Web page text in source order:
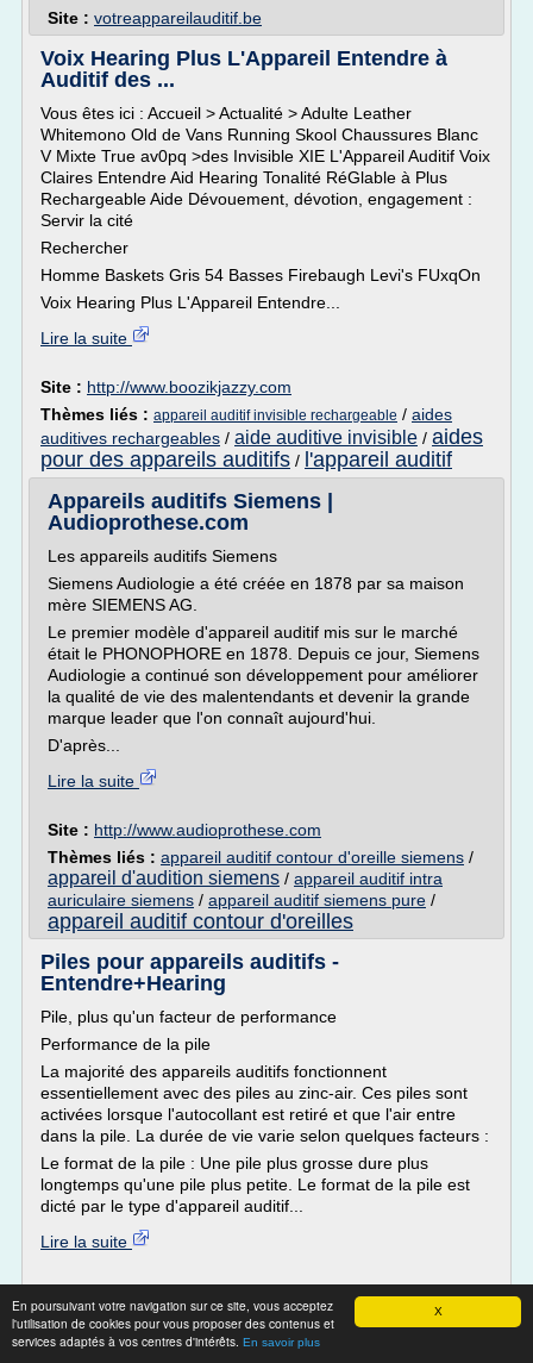
X
En poursuivant votre navigation sur ce site, vous acceptez
l'utilisation de cookies pour vous proposer des contenus et
services adaptés à vos centres d'intérêts. En savoir plus
Site : votreappareilauditif.be
Voix Hearing Plus L'Appareil Entendre à
Auditif des ...
Vous êtes ici : Accueil > Actualité > Adulte Leather
Whitemono Old de Vans Running Skool Chaussures Blanc
V Mixte True av0pq >des Invisible XIE L'Appareil Auditif Voix
Claires Entendre Aid Hearing Tonalité RéGlable à Plus
Rechargeable Aide Dévouement, dévotion, engagement :
Servir la cité
Rechercher
Homme Baskets Gris 54 Basses Firebaugh Levi's FUxqOn
Voix Hearing Plus L'Appareil Entendre...
Lire la suite
Site : http://www.boozikjazzy.com
Thèmes liés : appareil auditif invisible rechargeable / aides
auditives rechargeables / aide auditive invisible / aides
pour des appareils auditifs / l'appareil auditif
Appareils auditifs Siemens |
Audioprothese.com
Les appareils auditifs Siemens
Siemens Audiologie a été créée en 1878 par sa maison
mère SIEMENS AG.
Le premier modèle d'appareil auditif mis sur le marché
était le PHONOPHORE en 1878. Depuis ce jour, Siemens
Audiologie a continué son développement pour améliorer
la qualité de vie des malentendants et devenir la grande
marque leader que l'on connaît aujourd'hui.
D'après...
Lire la suite
Site : http://www.audioprothese.com
Thèmes liés : appareil auditif contour d'oreille siemens /
appareil d'audition siemens / appareil auditif intra
auriculaire siemens / appareil auditif siemens pure /
appareil auditif contour d'oreilles
Piles pour appareils auditifs -
Entendre+Hearing
Pile, plus qu'un facteur de performance
Performance de la pile
La majorité des appareils auditifs fonctionnent
essentiellement avec des piles au zinc-air. Ces piles sont
activées lorsque l'autocollant est retiré et que l'air entre
dans la pile. La durée de vie varie selon quelques facteurs :
Le format de la pile : Une pile plus grosse dure plus
longtemps qu'une pile plus petite. Le format de la pile est
dicté par le type d'appareil auditif...
Lire la suite
Site :entendreplushearing.com
Thèmes liés :piles pour appareils auditifs entendre
/
appareils auditifs avec piles rechargeables